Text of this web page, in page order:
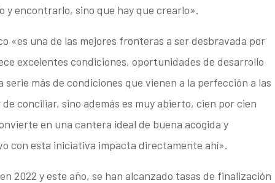
y encontrarlo, sino que hay que crearlo».
«es una de las mejores fronteras a ser desbravada por
excelentes condiciones, oportunidades de desarrollo
más de condiciones que vienen a la perfección a las
conciliar, sino además es muy abierto, cien por cien
en una cantera ideal de buena acogida y
con esta iniciativa impacta directamente ahí».
2022 y este año, se han alcanzado tasas de finalización